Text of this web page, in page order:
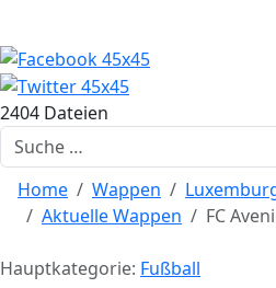
2404 Dateien
Suchen
Home Wappen
Aktuelle Wappen
FC
Hauptkategorie: Fußball